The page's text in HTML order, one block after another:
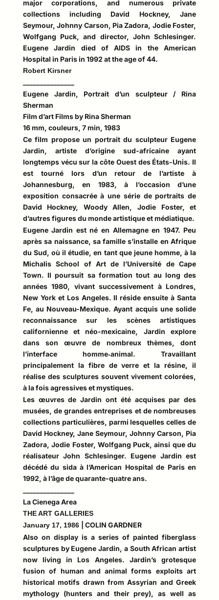
major corporations, and numerous private
collections including David Hockney, Jane
Seymour, Johnny Carson, Pia Zadora, Jodie Foster,
Wolfgang Puck, and director, John Schlesinger.
Eugene Jardin died of AIDS in the American
Hospital in Paris in 1992 at the age of 44.
Robert Kirsner
Eugene Jardin, Portrait d’un sculpteur / Rina
Sherman
Film d’art Films by Rina Sherman
16 mm, couleurs, 7 min, 1983
Ce film propose un portrait du sculpteur Eugene
Jardin, artiste d’origine sud-africaine ayant
longtemps vécu sur la côte Ouest des États-Unis. Il
est tourné lors d’un retour de l’artiste à
Johannesburg, en 1983, à l’occasion d’une
exposition consacrée à une série de portraits de
David Hockney, Woody Allen, Jodie Foster, et
d’autres figures du monde artistique et médiatique.
Eugene Jardin est né en Allemagne en 1947. Peu
après sa naissance, sa famille s’installe en Afrique
du Sud, où il étudie, en tant que jeune homme, à la
Michalis School of Art de l’Université de Cape
Town. Il poursuit sa formation tout au long des
années 1980, vivant successivement à Londres,
New York et Los Angeles. Il réside ensuite à Santa
Fe, au Nouveau-Mexique. Ayant acquis une solide
reconnaissance sur les scènes artistiques
californienne et néo-mexicaine, Jardin explore
dans son œuvre de nombreux thèmes, dont
l’interface homme‑animal. Travaillant
principalement la fibre de verre et la résine, il
réalise des sculptures souvent vivement colorées,
à la fois agressives et mystiques.
Les œuvres de Jardin ont été acquises par des
musées, de grandes entreprises et de nombreuses
collections particulières, parmi lesquelles celles de
David Hockney, Jane Seymour, Johnny Carson, Pia
Zadora, Jodie Foster, Wolfgang Puck, ainsi que du
réalisateur John Schlesinger. Eugene Jardin est
décédé du sida à l’American Hospital de Paris en
1992, à l’âge de quarante-quatre ans.
La Cienega Area
THE ART GALLERIES
January 17, 1986
| COLIN GARDNER
Also on display is a series of painted fiberglass
sculptures by Eugene Jardin, a South African artist
now living in Los Angeles. Jardin’s grotesque
fusion of human and animal forms exploits art
historical motifs drawn from Assyrian and Greek
mythology (hunters and their prey), as well as